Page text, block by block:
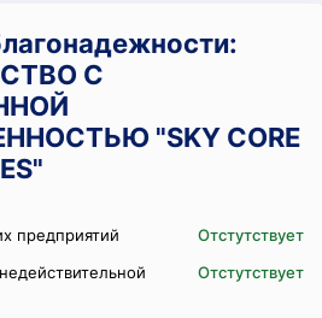
С
"SKY CORE
предприятий
Отстутствует
Отстутствует